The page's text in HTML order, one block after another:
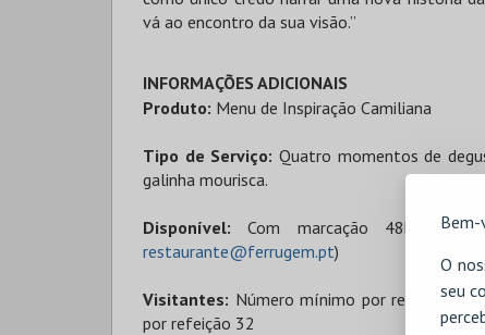
Bem-
O
seu
vá ao encontro da sua visão.”
INFORMAÇÕES ADICIONAIS
Produto: Menu de Inspiração Camiliana
Tipo de Serviço: Quatro momentos de
galinha mourisca.
Disponível:Com marcação 48h de
restaurante@ferrugem.pt)
Visitantes: Número mínimo por refeição 6;
por refeição 32